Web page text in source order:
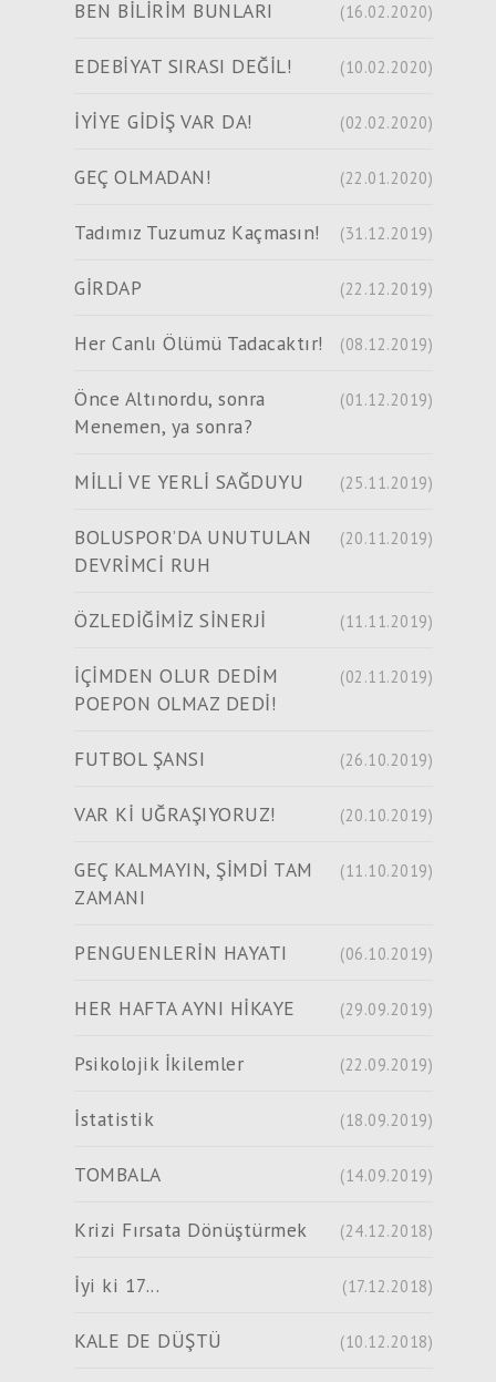
BEN BİLİRİM BUNLARI (16.02.2020)
EDEBİYAT SIRASI DEĞİL! (10.02.2020)
İYİYE GİDİŞ VAR DA! (02.02.2020)
GEÇ OLMADAN! (22.01.2020)
Tadımız Tuzumuz Kaçmasın! (31.12.2019)
GİRDAP (22.12.2019)
Her Canlı Ölümü Tadacaktır! (08.12.2019)
Önce Altınordu, sonra
Menemen, ya sonra?
(01.12.2019)
MİLLİ VE YERLİ SAĞDUYU (25.11.2019)
BOLUSPOR’DA UNUTULAN
DEVRİMCİ RUH
(20.11.2019)
ÖZLEDİĞİMİZ SİNERJİ (11.11.2019)
İÇİMDEN OLUR DEDİM
POEPON OLMAZ DEDİ!
(02.11.2019)
FUTBOL ŞANSI (26.10.2019)
VAR Kİ UĞRAŞIYORUZ! (20.10.2019)
GEÇ KALMAYIN, ŞİMDİ TAM
ZAMANI
(11.10.2019)
PENGUENLERİN HAYATI (06.10.2019)
HER HAFTA AYNI HİKAYE (29.09.2019)
Psikolojik İkilemler (22.09.2019)
İstatistik (18.09.2019)
TOMBALA (14.09.2019)
Krizi Fırsata Dönüştürmek (24.12.2018)
İyi ki 17... (17.12.2018)
KALE DE DÜŞTÜ (10.12.2018)